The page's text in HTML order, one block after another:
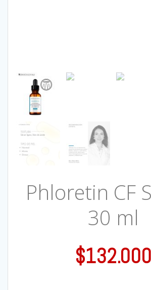
Phloretin CF
30 ml
$132.000